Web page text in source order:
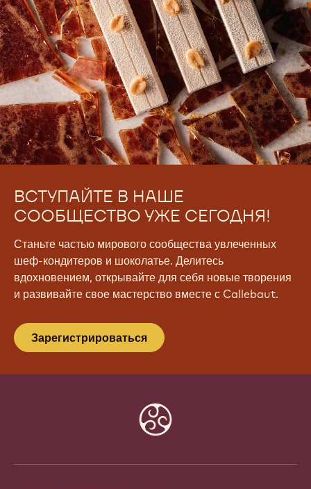
ВСТУПАЙТЕ В НАШЕ
СООБЩЕСТВО УЖЕ СЕГОДНЯ!
Станьте частью мирового сообщества увлеченных
шеф-кондитеров и шоколатье. Делитесь
вдохновением, открывайте для себя новые творения
и развивайте свое мастерство вместе с Callebaut.
Зарегистрироваться